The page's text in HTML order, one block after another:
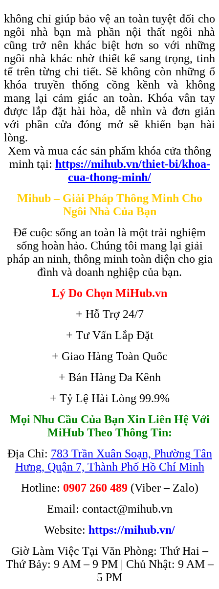
không chỉ giúp bảo vệ an toàn tuyệt đối cho
ngôi nhà bạn mà phần nội thất ngôi nhà
cũng trở nên khác biệt hơn so với những
ngôi nhà khác nhờ thiết kế sang trọng, tinh
tế trên từng chi tiết. Sẽ không còn những ổ
khóa truyền thống cồng kềnh và không
mang lại cảm giác an toàn. Khóa vân tay
được lắp đặt hài hòa, dễ nhìn và đơn giản
với phần cửa đóng mở sẽ khiến bạn hài
lòng.
Xem và mua các sản phẩm khóa cửa thông
minh tại: https://mihub.vn/thiet-bi/khoa-
cua-thong-minh/
Mihub – Giải Pháp Thông Minh Cho
Ngôi Nhà Của Bạn
Để cuộc sống an toàn là một trải nghiệm
sống hoàn hảo. Chúng tôi mang lại giải
pháp an ninh, thông minh toàn diện cho gia
đình và doanh nghiệp của bạn.
Lý Do Chọn MiHub.vn
+ Hỗ Trợ 24/7
+ Tư Vấn Lắp Đặt
+ Giao Hàng Toàn Quốc
+ Bán Hàng Đa Kênh
+ Tỷ Lệ Hài Lòng 99.9%
Mọi Nhu Cầu Của Bạn Xin Liên Hệ Với
MiHub Theo Thông Tin:
Địa Chỉ: 783 Trần Xuân Soạn, Phường Tân
Hưng, Quận 7, Thành Phố Hồ Chí Minh
Hotline: 0907 260 489(Viber – Zalo)
Email: contact@mihub.vn
Website: https://mihub.vn/
Giờ Làm Việc Tại Văn Phòng: Thứ Hai –
Thứ Bảy: 9 AM – 9 PM | Chủ Nhật: 9 AM –
5 PM